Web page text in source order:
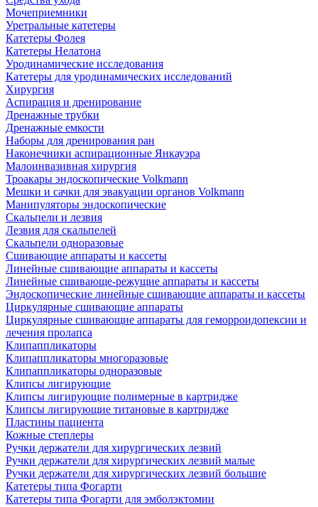
Мочеприемники
Уретральные катетеры
Катетеры Фолея
Катетеры Нелатона
Уродинамические исследования
Катетеры для уродинамических исследований
Хирургия
Аспирация и дренирование
Дренажные трубки
Дренажные емкости
Наборы для дренирования ран
Наконечники аспирационные Янкауэра
Малоинвазивная хирургия
Троакары эндоскопические Volkmann
Мешки и сачки для эвакуации органов Volkmann
Манипуляторы эндоскопические
Скальпели и лезвия
Лезвия для скальпелей
Скальпели одноразовые
Сшивающие аппараты и кассеты
Линейные сшивающие аппараты и кассеты
Линейные сшивающе-режущие аппараты и кассеты
Эндоскопические линейные сшивающие аппараты и кассеты
Циркулярные сшивающие аппараты
Циркулярные сшивающие аппараты для геморроидопексии и
лечения пролапса
Клипаппликаторы
Клипаппликаторы многоразовые
Клипаппликаторы одноразовые
Клипсы лигирующие
Клипсы лигирующие полимерные в картридже
Клипсы лигирующие титановые в картридже
Пластины пациента
Кожные степлеры
Ручки держатели для хирургических лезвий
Ручки держатели для хирургических лезвий малые
Ручки держатели для хирургических лезвий большие
Катетеры типа Фогарти
Катетеры типа Фогарти для эмболэктомии